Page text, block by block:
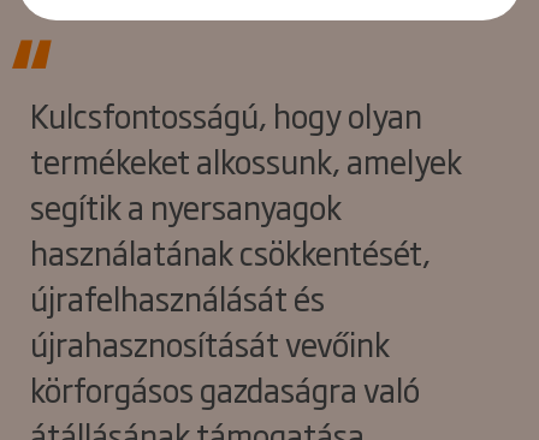
Kulcsfontosságú, hogy olyan
termékeket alkossunk, amelyek
segítik a nyersanyagok
használatának csökkentését,
újrafelhasználását és
újrahasznosítását vevőink
körforgásos gazdaságra való